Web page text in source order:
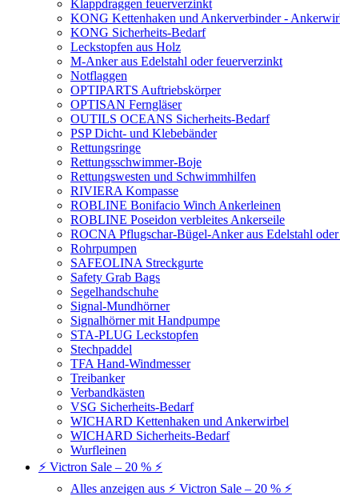
Klappdraggen feuerverzinkt
KONG Kettenhaken und Ankerverbinder -
KONG Sicherheits-Bedarf
Leckstopfen aus Holz
M-Anker aus Edelstahl oder feuerverzinkt
Notflaggen
OPTIPARTS Auftriebskörper
OPTISAN Ferngläser
OUTILS OCEANS Sicherheits-Bedarf
PSP Dicht- und Klebebänder
Rettungsringe
Rettungsschwimmer-Boje
Rettungswesten und Schwimmhilfen
RIVIERA Kompasse
ROBLINE Bonifacio Winch Ankerleinen
ROBLINE Poseidon verbleites Ankerseile
ROCNA Pflugschar-Bügel-Anker aus Edelstahl
Rohrpumpen
SAFEOLINA Streckgurte
Safety Grab Bags
Segelhandschuhe
Signal-Mundhörner
Signalhörner mit Handpumpe
STA-PLUG Leckstopfen
Stechpaddel
TFA Hand-Windmesser
Treibanker
Verbandkästen
VSG Sicherheits-Bedarf
WICHARD Kettenhaken und Ankerwirbel
WICHARD Sicherheits-Bedarf
Wurfleinen
⚡ Victron Sale – 20 % ⚡
Alles anzeigen aus ⚡ Victron Sale – 20 % ⚡